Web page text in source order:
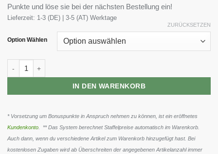
Punkte und löse sie bei der nächsten Bestellung ein!
Lieferzeit: 1-3 (DE) | 3-5 (AT) Werktage
Option Wählen
ZURÜCKSETZEN
IN DEN WARENKORB
* Vorsetzung um Bonuspunkte in Anspruch nehmen zu können, ist ein eröffnetes
Kundenkonto . ** Das System berechnet Staffelpreise automatisch im Warenkorb.
Auch dann, wenn du verschiedene Artikel zum Warenkorb hinzugefügt hast. Bei
kostenlosen Zugaben wird ab Überschreiten der angegebenen Artikelanzahl immer